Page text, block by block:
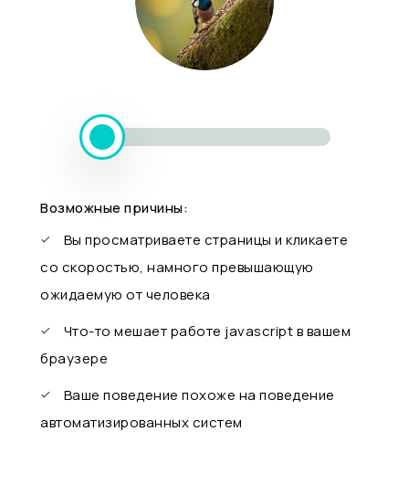
Возможные причины:
Вы просматриваете страницы и кликаете
со скоростью, намного превышающую
ожидаемую от человека
Что-то мешает работе javascript в вашем
браузере
Ваше поведение похоже на поведение
автоматизированных систем